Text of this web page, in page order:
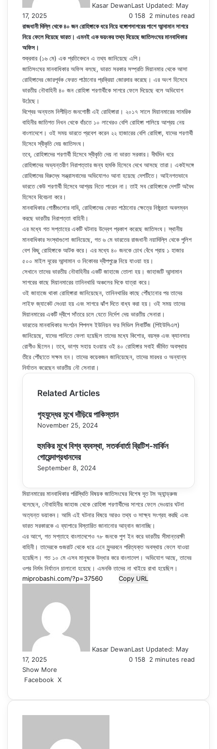
Kasar DewanLast Updated: May
17, 2025
0 158 2 minutes read
রাজধানী দিল্লি থেকে ৪০ জন রোহিঙ্গাকে ধরে নিয়ে বঙ্গোপসাগরের পাশে আন্দামান সাগরে
নিয়ে ফেলে দিয়েছে ভারত। এমনই এক ভয়ংকর তথ্য দিয়েছে জাতিসংঘের মানবাধিকার
অফিস।
শুক্রবার (১৬ মে) এক প্রতিবেদনে এ তথ্য জানিয়েছে এপি।
জাতিসংঘের মানবাধিকার অফিস বলছে, ভারত সরকার সম্প্রতি মিয়ানমার থেকে আসা
রোহিঙ্গাদের জোরপূর্বক ফেরত পাঠানোর প্রক্রিয়া জোরদার করেছে। এর অংশ হিসেবে
ভারতীয় নৌবাহিনী ৪০ জন রোহিঙ্গা শরণার্থীকে সাগরে ফেলে দিয়েছে বলে অভিযোগ
উঠেছে।
বিশ্বের অন্যতম নিপীড়িত জনগোষ্ঠী এই রোহিঙ্গারা। ২০১৭ সালে মিয়ানমারের সামরিক
বাহিনীর জাতিগত নিধন থেকে বাঁচতে ১০ লাখেরও বেশি রোহিঙ্গা পালিয়ে আশ্রয় নেয়
বাংলাদেশে। ওই সময় ভারতে প্রবেশ করেন ২২ হাজারের বেশি রোহিঙ্গা, যাদের শরণার্থী
হিসেবে স্বীকৃতি দেয় জাতিসংঘ।
তবে, রোহিঙ্গাদের শরণার্থী হিসেবে স্বীকৃতি দেয় না ভারত সরকার। দীর্ঘদিন ধরে
রোহিঙ্গাদের অভ্যন্তরীণ নিরাপত্তার জন্য হুমকি হিসেবে দেখে আসছে তারা। একইসঙ্গে
রোহিঙ্গাদের বিরুদ্ধে সন্ত্রাসবাদের অভিযোগও আনা হয়েছে দেশটিতে। আইনগতভাবে
ভারতে কেউ শরণার্থী হিসেবে আশ্রয় নিতে পারেন না। তাই সব রোহিঙ্গাকে দেশটি অবৈধ
হিসেবে বিবেচনা করে।
মানবাধিকার গোষ্ঠীগুলোর দাবি, রোহিঙ্গাদের ফেরত পাঠানোর ক্ষেত্রে নিষ্ঠুরতা অবলম্বন
করছে ভারতীয় নিরাপত্তা বাহিনী।
এর মধ্যে গত সপ্তাহের একটি ঘটনায় উদ্বেগ প্রকাশ করেছে জাতিসংঘ। স্থানীয়
মানবাধিকার সংস্থাগুলো জানিয়েছে, গত ৬ মে ভারতের রাজধানী নয়াদিল্লি থেকে পুলিশ
বেশ কিছু রোহিঙ্গাকে আটক করে। এর মধ্যে ৪০ জনকে চোখ বেঁধে প্রায় ১ হাজার
৫০০ মাইল দূরের আন্দামান ও নিকোবর দ্বীপপুঞ্জে নিয়ে যাওয়া হয়।
সেখানে তাদের ভারতীয় নৌবাহিনীর একটি জাহাজে তোলা হয়। জাহাজটি আন্দামান
সাগরের কাছে মিয়ানমারের তানিনথারি অঞ্চলের দিকে যাত্রা করে।
ওই জাহাজে থাকা রোহিঙ্গারা জানিয়েছেন, তানিনথারির কাছে পৌঁছানোর পর তাদের
লাইফ জ্যাকেট দেওয়া হয় এবং সাগরে ঝাঁপ দিতে বাধ্য করা হয়। ওই সময় তাদের
মিয়ানমারের একটি দ্বীপে সাঁতরে চলে যেতে নির্দেশ দেয় ভারতীয় সেনারা।
ভারতের মানবাধিকার সংগঠন পিপলস ইউনিয়ন ফর সিভিল লিবার্টিজ (পিইউসিএল)
জানিয়েছে, যাদের পানিতে ফেলা হয়েছিল তাদের মধ্যে কিশোর, বয়স্ক এবং ক্যানসার
রোগীও ছিলেন। তবে, ভাগ্য সহায় হওয়ায় ওই ৪০ রোহিঙ্গার সবাই জীবিত অবস্থায়
তীরে পৌঁছাতে সক্ষম হন। তাদের কয়েকজন জানিয়েছেন, তাদের মারধর ও অন্যান্য
নির্যাতন করেছেন ভারতীয় নৌ সেনারা।
Related Articles
গৃহযুদ্ধের মুখে দাঁড়িয়ে পাকিস্তান
November 25, 2024
হুমকির মুখে বিশ্ব ব্যবস্থা, সতর্কবার্তা ব্রিটিশ-মার্কিন
গোয়েন্দাপ্রধানদের
September 8, 2024
মিয়ানমারের মানবাধিকার পরিস্থিতি বিষয়ক জাতিসংঘের বিশেষ দূত টম অ্যান্ড্রুজ
বলেছেন, নৌবাহিনীর জাহাজ থেকে রোহিঙ্গা শরণার্থীদের সাগরে ফেলে দেওয়ার ঘটনা
অত্যন্ত ভয়াকন। আমি এই ঘটনার বিষয়ে আরও তথ্য ও সাক্ষ্য সংগ্রহ করছি এবং
ভারত সরকারকে এ ব্যাপারে বিস্তারিত জানানোর আহ্বান জানাচ্ছি।
এর আগে, গত সপ্তাহে বাংলাদেশেও ৭৮ জনকে পুশ ইন করে ভারতীয় সীমান্তরক্ষী
বাহিনী। তাদেরকে গুজরাট থেকে ধরে এনে সুন্দরবনে পরিত্যক্ত অবস্থায় ফেলে যাওয়া
হয়েছিল। গত ১০ মে এসব মানুষকে উদ্ধার করে বাংলাদেশ। অভিযোগ আছে, তাদের
ওপর নির্মম নির্যাতন চালানো হয়েছে। এমনকি তাদের না খাইয়ে রাখা হয়েছিল।
Copy URL
Kasar DewanLast Updated: May
17, 2025
0 158 2 minutes read
Show More
Facebook X
Email